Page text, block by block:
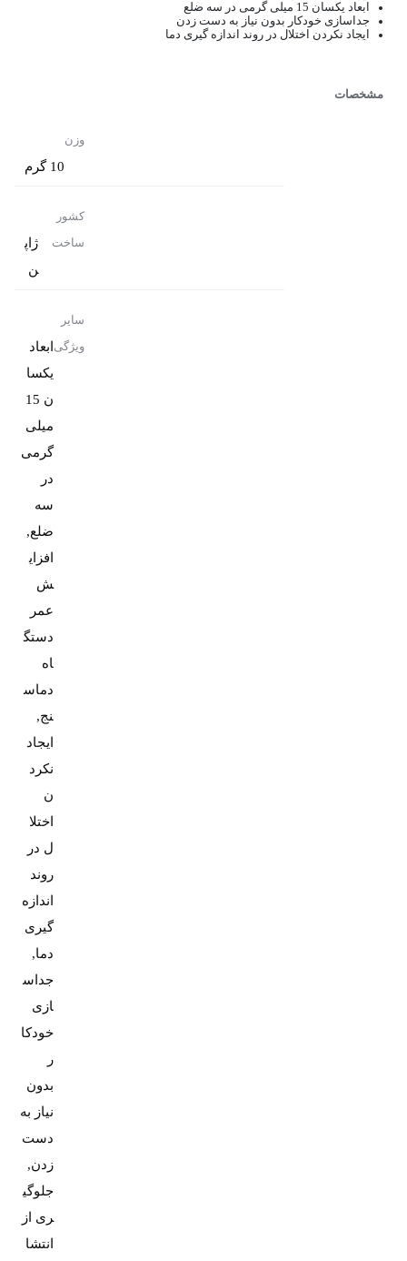
ابعاد یکسان 15 میلی گرمی در سه ضلع
جداسازی خودکار بدون نیاز به دست زدن
ایجاد نکردن اختلال در روند اندازه گیری دما
مشخصات
وزن
10 گرم
کشور
ساخت
ژاپ
ن
سایر
ویژگی ابعاد
یکسا
ن 15
میلی
گرمی
در
سه
ضلع,
افزای
ش
عمر
دستگ
اه
دماس
نج,
ایجاد
نکرد
ن
اختلا
ل در
روند
اندازه
گیری
دما,
جداس
ازی
خودکا
ر
بدون
نیاز به
دست
زدن,
جلوگی
ری از
انتشا